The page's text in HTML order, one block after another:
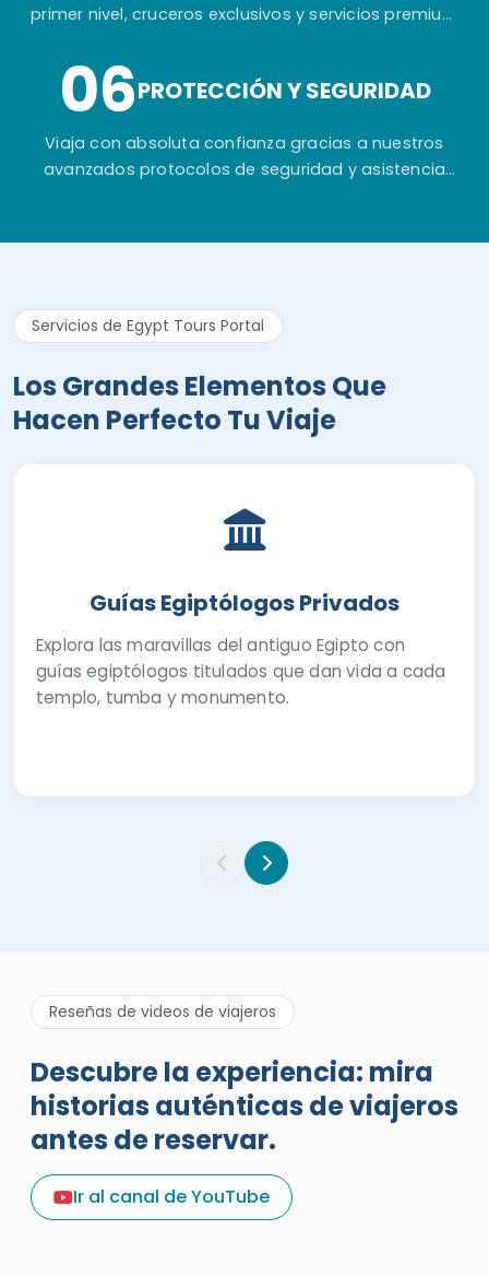
primer nivel, cruceros exclusivos y servicios premium
06PROTECCIÓN Y SEGURIDAD
Viaja con absoluta confianza gracias a nuestros
avanzados protocolos de seguridad y asistencia
Servicios de Egypt Tours Portal
Los Grandes Elementos Que
Hacen Perfecto Tu Viaje
Guías Egiptólogos Privados
Explora las maravillas del antiguo Egipto con
guías egiptólogos titulados que dan vida a cada
templo, tumba y monumento.
Reseñas de videos de viajeros
Descubre la experiencia: mira
historias auténticas de viajeros
antes de reservar.
Ir al canal de YouTube
Una excelente reseña de
vacaciones sobre Egypt Tours
PortalEgypt Tours Portal